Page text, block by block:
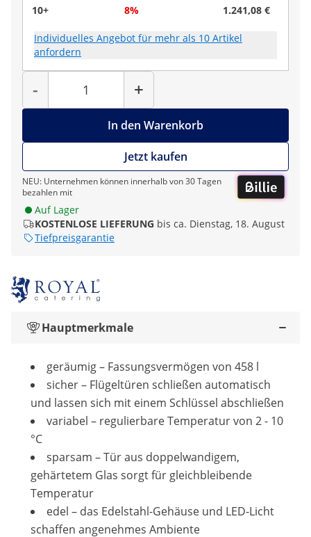
10+
8% 1.241,08 €
Individuelles Angebot für mehr als 10 Artikel
anfordern
-
Menge
+
In den Warenkorb
Jetzt kaufen
NEU: Unternehmen können innerhalb von 30 Tagen
bezahlen mit
Auf Lager
KOSTENLOSE LIEFERUNG bis ca. Dienstag, 18. August
Tiefpreisgarantie
Hauptmerkmale
geräumig – Fassungsvermögen von 458 l
sicher – Flügeltüren schließen automatisch
und lassen sich mit einem Schlüssel abschließen
variabel – regulierbare Temperatur von 2 - 10
°C
sparsam – Tür aus doppelwandigem,
gehärtetem Glas sorgt für gleichbleibende
Temperatur
edel – das Edelstahl-Gehäuse und LED-Licht
schaffen angenehmes Ambiente